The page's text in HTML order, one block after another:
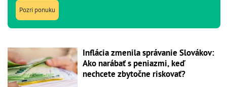
Pozri ponuku
Inflácia zmenila správanie Slovákov:
Ako narábať s peniazmi, keď
nechcete zbytočne riskovať?